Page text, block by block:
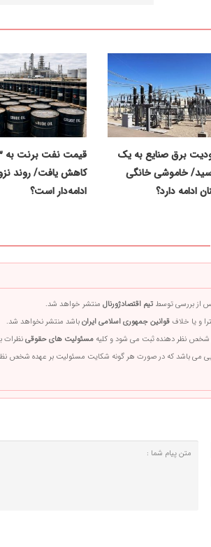
برق صنایع به یک
خاموشی خانگی
ادامه دارد؟
کاهش یافت/ روند
ادامه‌دار است؟
از بررسی توسط تیم اقتصادژورنال منتشر خواهد شد.
و یا خلاف قوانین جمهوری اسلامی ایرانباشد منتشر نخواهد شد.
شخص نظر دهنده ثبت می شود و کلیه مسئولیت های حقوقینظرات
می باشد که در صورت هر گونه شکایت مسئولیت بر عهده شخص